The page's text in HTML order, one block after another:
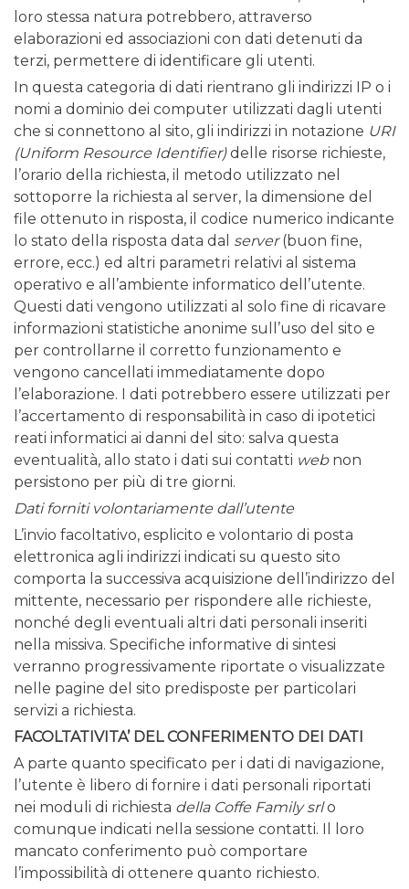
loro stessa natura potrebbero, attraverso
elaborazioni ed associazioni con dati detenuti da
terzi, permettere di identificare gli utenti.
In questa categoria di dati rientrano gli indirizzi IP o i
nomi a dominio dei computer utilizzati dagli utenti
che si connettono al sito, gli indirizzi in notazione URI
(Uniform Resource Identifier)delle risorse richieste,
l’orario della richiesta, il metodo utilizzato nel
sottoporre la richiesta al server, la dimensione del
file ottenuto in risposta, il codice numerico indicante
lo stato della risposta data dal server(buon fine,
errore, ecc.) ed altri parametri relativi al sistema
operativo e all’ambiente informatico dell’utente.
Questi dati vengono utilizzati al solo fine di ricavare
informazioni statistiche anonime sull’uso del sito e
per controllarne il corretto funzionamento e
vengono cancellati immediatamente dopo
l’elaborazione. I dati potrebbero essere utilizzati per
l’accertamento di responsabilità in caso di ipotetici
reati informatici ai danni del sito: salva questa
eventualità, allo stato i dati sui contatti web non
persistono per più di tre giorni.
Dati forniti volontariamente dall’utente
L’invio facoltativo, esplicito e volontario di posta
elettronica agli indirizzi indicati su questo sito
comporta la successiva acquisizione dell’indirizzo del
mittente, necessario per rispondere alle richieste,
nonché degli eventuali altri dati personali inseriti
nella missiva. Specifiche informative di sintesi
verranno progressivamente riportate o visualizzate
nelle pagine del sito predisposte per particolari
servizi a richiesta.
FACOLTATIVITA’ DEL CONFERIMENTO DEI DATI
A parte quanto specificato per i dati di navigazione,
l’utente è libero di fornire i dati personali riportati
nei moduli di richiesta dellaCoffe Family srlo
comunque indicati nella sessione contatti. Il loro
mancato conferimento può comportare
l’impossibilità di ottenere quanto richiesto.